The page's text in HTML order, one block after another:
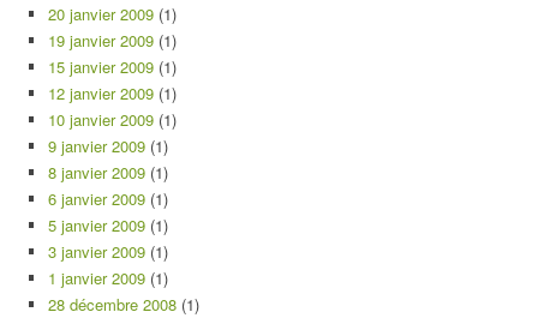
20 janvier 2009 (1)
19 janvier 2009 (1)
15 janvier 2009 (1)
12 janvier 2009 (1)
10 janvier 2009 (1)
9 janvier 2009 (1)
8 janvier 2009 (1)
6 janvier 2009 (1)
5 janvier 2009 (1)
3 janvier 2009 (1)
1 janvier 2009 (1)
28 décembre 2008 (1)